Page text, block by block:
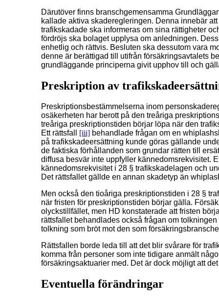
Därutöver finns branschgemensamma
kallade aktiva skaderegleringen. Denna innebär
trafikskadade ska informeras om sina rättigheter
fördröjs ska bolaget upplysa om anledningen.
enhetlig och rättvis. Besluten ska dessutom vara
denne är berättigad till utifrån försäkringsavtalets
grundläggande principerna givit upphov till och
Preskription av
Preskriptionsbestämmelserna inom
osäkerheten har berott på den treåriga
treåriga preskriptionstiden börjar löpa när den
Ett rättsfall [iii] behandlade frågan om en
på trafikskadeersättning kunde göras gällande
de faktiska förhållanden som grundar rätten till
diffusa besvär inte uppfyller kännedomsrekvisitet.
kännedomsrekvisitet i 28 § trafikskadelagen och
Det rättsfallet gällde en annan skadetyp än
Men också den tioåriga preskriptionstiden i 28 §
när fristen för preskriptionstiden börjar gälla.
olyckstillfället, men HD konstaterade att fristen
rättsfallet behandlades också frågan om
tolkning som bröt mot den som
Rättsfallen borde leda till att det blir svårare för
komma från personer som inte tidigare anmält
försäkringsaktuarier med. Det är dock möjligt att
Eventuella förändringar